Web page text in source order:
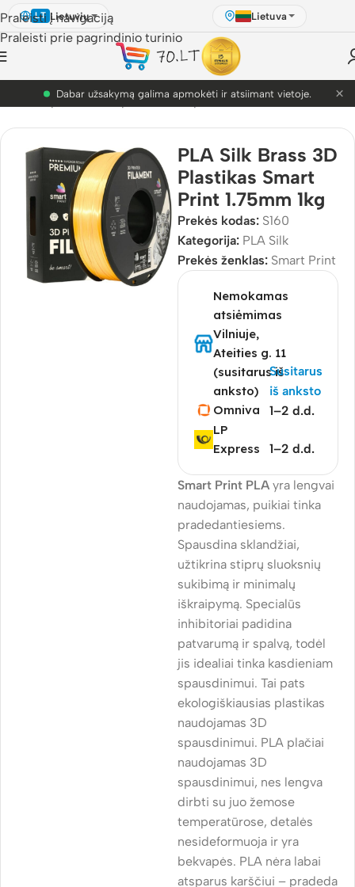
Praleisti į navigaciją
Praleisti prie pagrindinio turinio
LT Lietuvių Lietuva
PETG akcija! Dabar nuo 9.99€. ×
3D Spausdinimo plastikai/ 3D plastikai/PLA/PLA Silk
PLA Silk Brass 3D
Plastikas Smart
Print 1.75mm 1kg
Prekės kodas: S160
Kategorija: PLA Silk
Prekės ženklas: Smart Print
Nemokamas
atsiėmimas
Vilniuje,
Ateities g. 11
(susitarus iš
anksto)
Susitarus
iš anksto
Omniva
1–2 d.d.
LP
Express
1–2 d.d.
Smart Print PLA yra lengvai
naudojamas, puikiai tinka
pradedantiesiems.
Spausdina sklandžiai,
užtikrina stiprų sluoksnių
sukibimą ir minimalų
iškraipymą. Specialūs
inhibitoriai padidina
patvarumą ir spalvą, todėl
jis idealiai tinka kasdieniam
spausdinimui. Tai pats
ekologiškiausias plastikas
naudojamas 3D
spausdinimui. PLA plačiai
naudojamas 3D
spausdinimui, nes lengva
dirbti su juo žemose
temperatūrose, detalės
nesideformuoja ir yra
bekvapės. PLA nėra labai
atsparus karščiui – pradeda